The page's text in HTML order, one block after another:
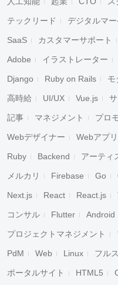
テックリード デジタルマ
SaaS カスタマーサポート
Adobe イラストレーター
Django Ruby on Rails モ
高時給 UI/UX Vue.js
記事 マネジメント プロ
Webデザイナー Webアプリ
Ruby Backend アーティ
メルカリ Firebase Go
Next.js React React.js
コンサル Flutter Android
プロジェクトマネジメント
PdM Web Linux フル
ポータルサイト HTML5